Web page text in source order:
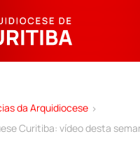
da Arquidiocese >
Curitiba: vídeo desta